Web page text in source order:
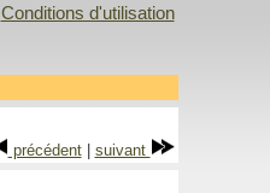
Conditions d'utilisation
précédent| suivant